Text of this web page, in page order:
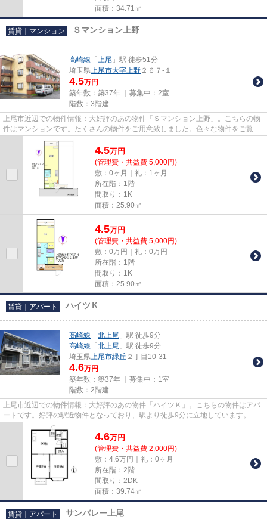
面積：34.71㎡
賃貸｜マンション Ｓマンション上野
高崎線 「 上尾 」駅 徒歩51分
埼玉県上尾市大字上野 ２６７-１
4.5万円
築年数：築37年 ｜募集中： 2室
階数：3階建
上尾市近辺での物件情報：大好評のあの物件「Ｓマンション上野」。こちらの物
件はマンションです。たくさんの物件をご用意致しました。色々な物件をご覧に
なって、お気に入りの物件を...
4.5万円
(管理費・共益費 5,000円)
敷：0ヶ月｜礼：1ヶ月
所在階：1階
間取り：1K
面積：25.90㎡
4.5万円
(管理費・共益費 5,000円)
敷：0万円｜礼：0万円
所在階：1階
間取り：1K
面積：25.90㎡
賃貸｜アパート ハイツＫ
高崎線 「 北上尾 」駅 徒歩9分
高崎線 「 北上尾 」駅 徒歩9分
埼玉県上尾市緑丘 ２丁目10-31
4.6万円
築年数：築37年 ｜募集中： 1室
階数：2階建
上尾市近辺での物件情報：大好評のあの物件「ハイツＫ」。こちらの物件はアパ
ートです。好評の駅近物件となっており、駅より徒歩9分に立地しています。生
活に欠かせない施設が揃う上尾...
4.6万円
(管理費・共益費 2,000円)
敷：4.6万円｜礼：0ヶ月
所在階：2階
間取り：2DK
面積：39.74㎡
賃貸｜アパート サンバレー上尾